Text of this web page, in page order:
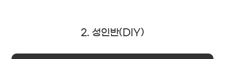
2. 성인반(DIY)